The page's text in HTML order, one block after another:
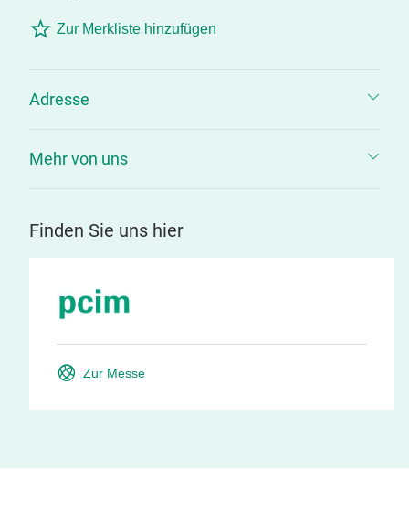
Zur Merkliste hinzufügen
Adresse
Mehr von uns
Finden Sie uns hier
Zur Messe